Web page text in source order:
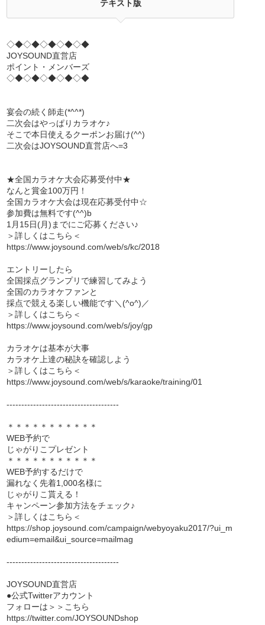
テキスト版
◇◆◇◆◇◆◇◆◇◆
JOYSOUND直営店
ポイント・メンバーズ
◇◆◇◆◇◆◇◆◇◆
宴会の続く師走(*^^*)
二次会はやっぱりカラオケ♪
そこで本日使えるクーポンお届け(^^)
二次会はJOYSOUND直営店へ=3
★全国カラオケ大会応募受付中★
なんと賞金100万円！
全国カラオケ大会は現在応募受付中☆
参加費は無料です(^^)b
1月15日(月)までにご応募ください♪
＞詳しくはこちら＜
https://www.joysound.com/web/s/kc/2018
エントリーしたら
全国採点グランプリで練習してみよう
全国のカラオケファンと
採点で競える楽しい機能です＼(^o^)／
＞詳しくはこちら＜
https://www.joysound.com/web/s/joy/gp
カラオケは基本が大事
カラオケ上達の秘訣を確認しよう
＞詳しくはこちら＜
https://www.joysound.com/web/s/karaoke/training/01
--------------------------------------
＊＊＊＊＊＊＊＊＊＊＊
WEB予約で
じゃがりこプレゼント
＊＊＊＊＊＊＊＊＊＊＊
WEB予約するだけで
漏れなく先着1,000名様に
じゃがりこ貰える！
キャンペーン参加方法をチェック♪
＞詳しくはこちら＜
https://shop.joysound.com/campaign/webyoyaku2017/?ui_m
edium=email&ui_source=mailmag
--------------------------------------
JOYSOUND直営店
●公式Twitterアカウント
フォローは＞＞こちら
https://twitter.com/JOYSOUNDshop